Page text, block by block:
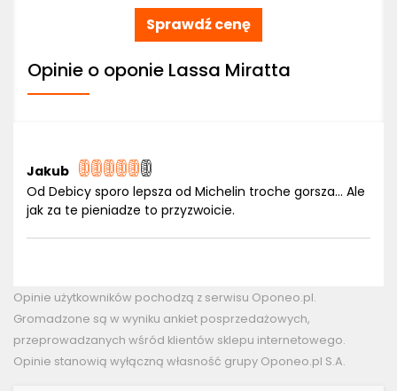
Sprawdź cenę
Opinie o oponie Lassa Miratta
Jakub
Od Debicy sporo lepsza od Michelin troche gorsza... Ale
jak za te pieniadze to przyzwoicie.
Opinie użytkowników pochodzą z serwisu Oponeo.pl.
Gromadzone są w wyniku ankiet posprzedażowych,
przeprowadzanych wśród klientów sklepu internetowego.
Opinie stanowią wyłączną własność grupy Oponeo.pl S.A.